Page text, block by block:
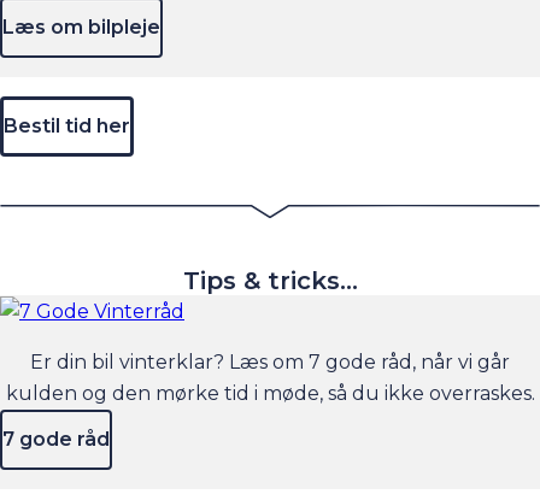
Læs om bilpleje
Bestil tid her
Tips & tricks...
Er din bil vinterklar? Læs om 7 gode råd, når vi går
kulden og den mørke tid i møde, så du ikke overraskes.
7 gode råd